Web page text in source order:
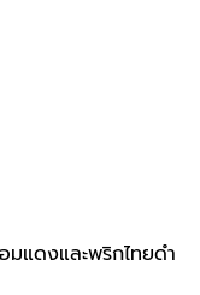
แดงและพริกไทยดำ